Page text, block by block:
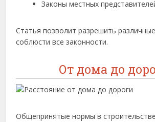
Законы местных
Статья позволит разрешить
соблюсти все законности.
От дома до
Общепринятые нормы в строительстве